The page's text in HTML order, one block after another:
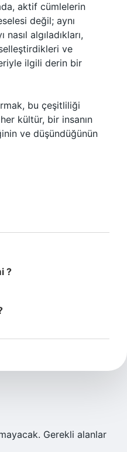
aktif cümlelerin
değil; aynı
algıladıkları,
ve
ilgili derin bir
bu çeşitliliği
kültür, bir insanın
ve düşündüğünün
?
Gerekli alanlar